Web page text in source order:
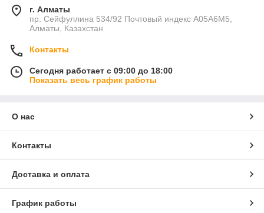
г. Алматы
пр. Сейфуллина 534/92 Почтовый индекс A05A6M5,
Алматы, Казахстан
Контакты
Сегодня работает с 09:00 до 18:00
Показать весь график работы
О нас
Контакты
Доставка и оплата
График работы